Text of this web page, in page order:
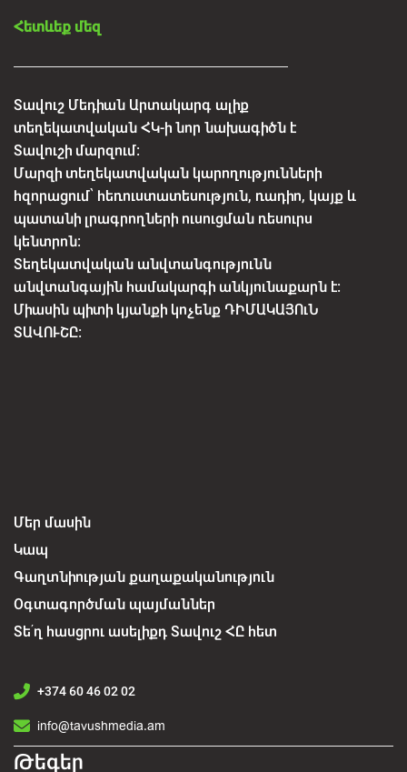
Հետևեք մեզ
Տավուշ Մեդիան Արտակարգ ալիք
տեղեկատվական ՀԿ-ի նոր նախագիծն է
Տավուշի մարզում:
Մարզի տեղեկատվական կարողությունների
հզորացում՝ հեռուստատեսություն, ռադիո, կայք և
պատանի լրագրողների ուսուցման ռեսուրս
կենտրոն:
Տեղեկատվական անվտանգությունն
անվտանգային համակարգի անկյունաքարն է:
Միասին պիտի կյանքի կոչենք ԴԻՄԱԿԱՅՈւՆ
ՏԱՎՈՒՇԸ:
Մեր մասին
Կապ
Գաղտնիության քաղաքականություն
Օգտագործման պայմաններ
Տե՛ղ հասցրու ասելիքդ Տավուշ ՀԸ հետ
+374 60 46 02 02
info@tavushmedia.am
Թեգեր